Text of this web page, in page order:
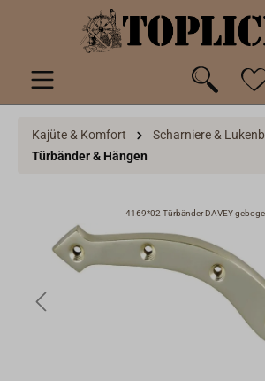
springen
Kajüte & Komfort
Scharniere &
Türbänder & Hängen
4169*02 Türbänder DAVEY